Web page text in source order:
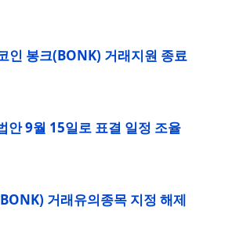
인 봉크(BONK) 거래지원 종료
안 9월 15일로 표결 일정 조율
거래유의종목 지정 해제